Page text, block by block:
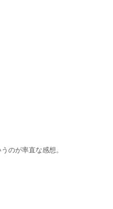
のが率直な感想。